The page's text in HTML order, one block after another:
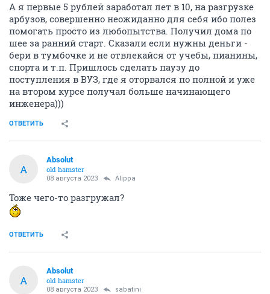
А я первые 5 рублей заработал лет в 10, на разгрузке
арбузов, совершенно неожиданно для себя ибо полез
помогать просто из любопытства. Получил дома по
шее за ранний старт. Сказали если нужны деньги -
бери в тумбочке и не отвлекайся от учебы, пианины,
спорта и т.п. Пришлось сделать паузу до
поступления в ВУЗ, где я оторвался по полной и уже
на втором курсе получал больше начинающего
инженера)))
ОТВЕТИТЬ
A
Absolut
old hamster
08 августа 2023 Alippa
Тоже чего-то разгружал?
ОТВЕТИТЬ
A
Absolut
old hamster
08 августа 2023 sabatini